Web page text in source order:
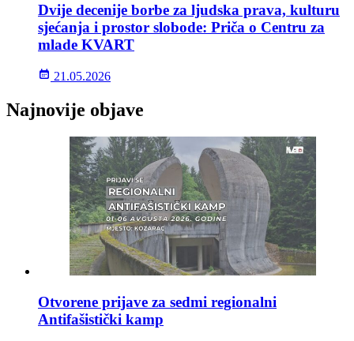
Dvije decenije borbe za ljudska prava, kulturu
sjećanja i prostor slobode: Priča o Centru za
mlade KVART
21.05.2026
Najnovije objave
Otvorene prijave za sedmi regionalni
Antifašistički kamp